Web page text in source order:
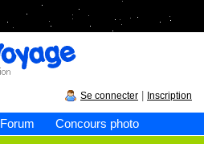
Forum Concours photo
Se connecter Inscription